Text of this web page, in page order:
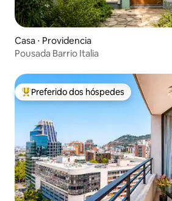
Casa ⋅ Providencia
Pousada Barrio Italia
Entre os melhores preferidos dos
Preferido dos hóspedes